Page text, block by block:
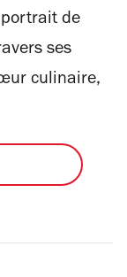
de
ses
culinaire,